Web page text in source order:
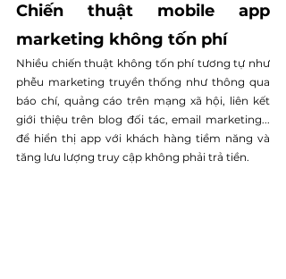
Chiến thuật mobile app
marketing không tốn phí
Nhiều chiến thuật không tốn phí tương tự như
phễu marketing truyền thống như thông qua
báo chí, quảng cáo trên mạng xã hội, liên kết
giới thiệu trên blog đối tác, email marketing...
để hiển thị app với khách hàng tiềm năng và
tăng lưu lượng truy cập không phải trả tiền.